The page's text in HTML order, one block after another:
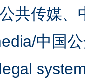
共传媒
中国